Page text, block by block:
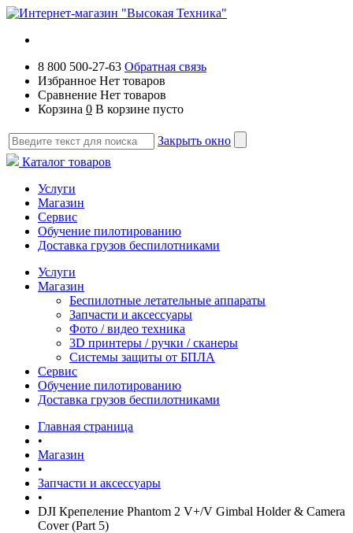
8 800 500-27-63 Обратная связь
Избранное Нет товаров
Сравнение Нет товаров
Корзина 0 В корзине пусто
Закрыть окно
Каталог товаров
Услуги
Магазин
Сервис
Обучение пилотированию
Доставка грузов беспилотниками
Услуги
Магазин
Беспилотные летательные аппараты
Запчасти и аксессуары
Фото / видео техника
3D принтеры / ручки / сканеры
Системы защиты от БПЛА
Сервис
Обучение пилотированию
Доставка грузов беспилотниками
Главная страница
•
Магазин
•
Запчасти и аксессуары
•
DJI Крепеление Phantom 2 V+/V Gimbal Holder & Camera
Cover (Part 5)